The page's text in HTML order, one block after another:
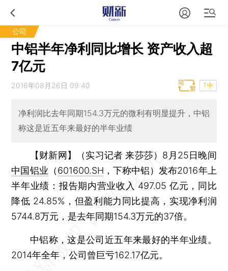
公司
中铝半年净利同比增长 资产收入超
7亿元
2016年08月26日 09:40 T中
净利润比去年同期154.3万元的微利有明显提升，中铝
称这是近五年来最好的半年业绩
【财新网】（实习记者 来莎莎） 8月25日晚间
中国铝业 （601600.SH ，下称中铝）发布2016年上
半年业绩：报告期内营业收入 497.05 亿元，同比
降低 24.85%，但盈利能力同比提高，实现净利润
5744.8万元，是去年同期154.3万元的37倍。
中铝称，这是公司近五年来最好的半年业绩。
2014年全年，公司曾巨亏162.17亿元。